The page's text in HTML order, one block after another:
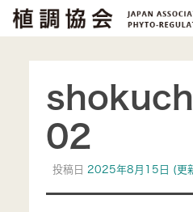
02
投稿日 2025年8月15日 (更